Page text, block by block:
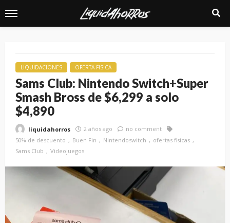
LIQUIDACIONES OFERTA FISICA
Sams Club: Nintendo Switch+Super
Smash Bross de $6,299 a solo
$4,890
liquidahorros 2 años ago
no comment
50% de descuento
Buen Fin Nintendoswitch
ofertas fisicas
Sams Club
Videojuegos